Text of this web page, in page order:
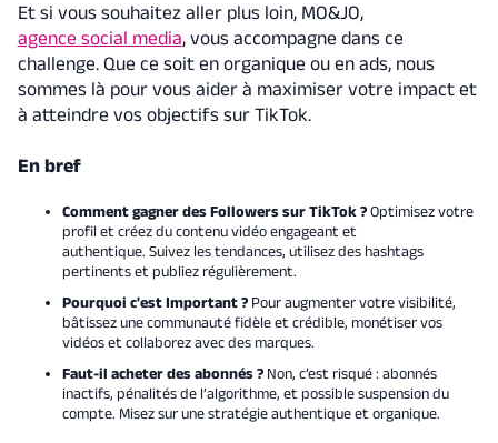
Et si vous souhaitez aller plus loin, MO&JO,
agence social media, vous accompagne dans ce
challenge. Que ce soit en organique ou en ads, nous
sommes là pour vous aider à maximiser votre impact et
à atteindre vos objectifs sur TikTok.
En bref
Comment gagner des Followers sur TikTok ?Optimisez votre
profil et créez du contenu vidéo engageant et
authentique. Suivez les tendances, utilisez des hashtags
pertinents et publiez régulièrement.
Pourquoi c'est Important ? Pour augmenter votre visibilité,
bâtissez une communauté fidèle et crédible, monétiser vos
vidéos et collaborez avec des marques.
Faut-il acheter des abonnés ? Non, c’est risqué : abonnés
inactifs, pénalités de l’algorithme, et possible suspension du
compte. Misez sur une stratégie authentique et organique.